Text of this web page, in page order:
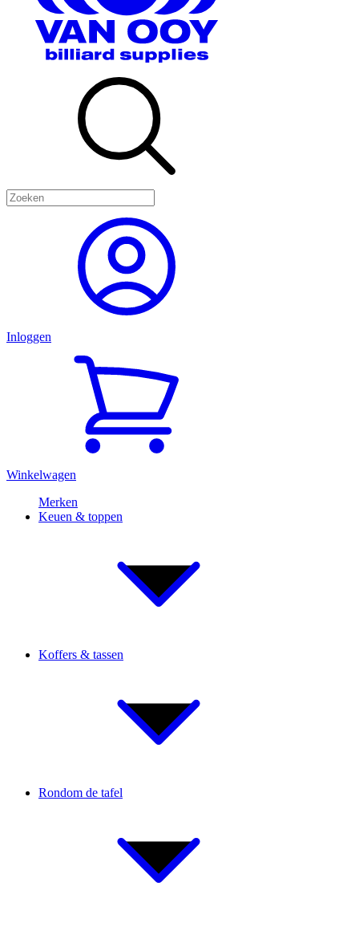
Inloggen
Winkelwagen
Merken
Keuen & toppen
Koffers & tassen
Rondom de tafel